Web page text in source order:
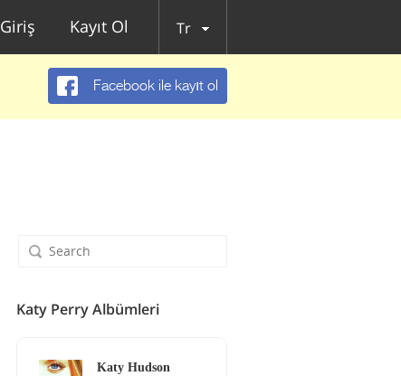
Giriş Kayıt Ol Tr
Facebook ile kayıt ol
Katy Perry Albümleri
Katy Hudson